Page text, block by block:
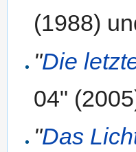
(1988)
"Die
04"
"Das